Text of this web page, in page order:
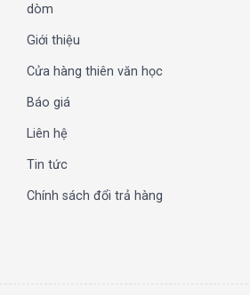
dòm
Giới thiệu
Cửa hàng thiên văn học
Báo giá
Liên hệ
Tin tức
Chính sách đổi trả hàng